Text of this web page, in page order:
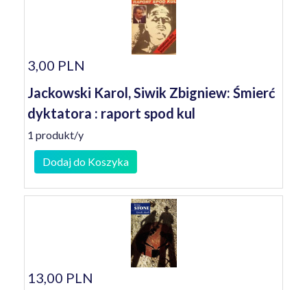
3,00 PLN
Jackowski Karol, Siwik Zbigniew: Śmierć
dyktatora : raport spod kul
1 produkt/y
Dodaj do Koszyka
13,00 PLN